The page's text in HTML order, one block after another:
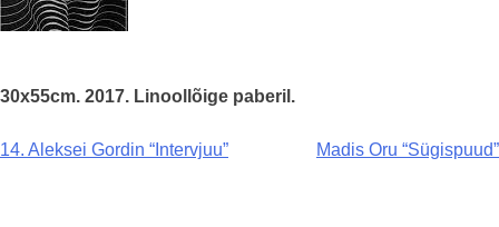
30x55cm. 2017. Linoollõige paberil.
Navigeerimine
14. Aleksei Gordin “Intervjuu” Madis Oru “Sügispuud”